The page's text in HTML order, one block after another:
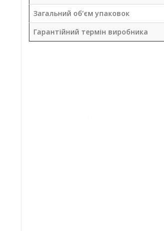
Загальний об’єм упаковок
Гарантійний термін виробника